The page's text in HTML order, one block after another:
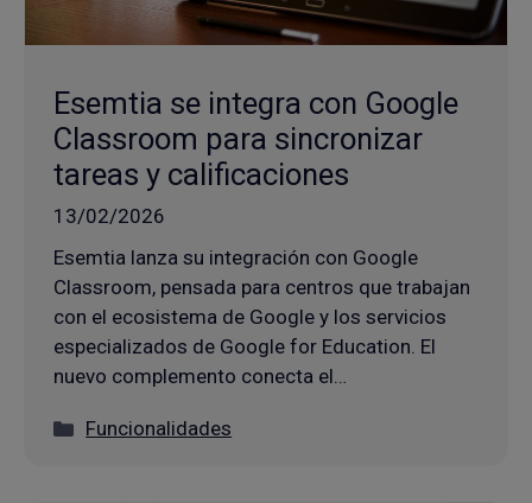
Esemtia se integra con Google
Classroom para sincronizar
tareas y calificaciones
13/02/2026
Esemtia lanza su integración con Google
Classroom, pensada para centros que trabajan
con el ecosistema de Google y los servicios
especializados de Google for Education. El
nuevo complemento conecta el…
Categorías
Funcionalidades